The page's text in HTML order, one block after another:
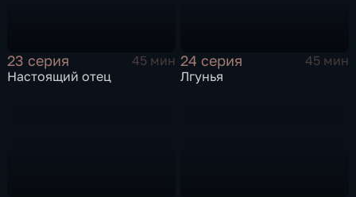
23 серия
45 мин
Настоящий отец
24 серия
45 мин
Лгунья